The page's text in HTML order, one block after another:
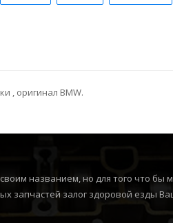
, оригинал BMW.
названием, но для того что
запчастей залог здоровой езды